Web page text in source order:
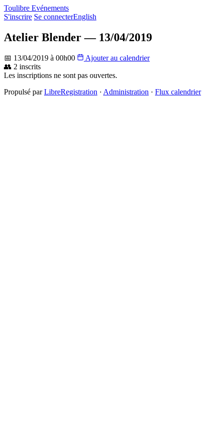
Toulibre Evénements
S'inscrire Se connecterEnglish
Atelier Blender — 13/04/2019
📅 13/04/2019 à 00h00
Ajouter au calendrier
👥 2 inscrits
Les inscriptions ne sont pas ouvertes.
Propulsé parLibreRegistration · Administration · Flux calendrier